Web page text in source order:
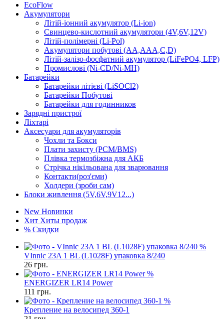
EcoFlow
Акумулятори
Літій-іонний акумулятор (Li-ion)
Свинцево-кислотний акумулятори (4V,6V,12V)
Літій-полімерні (Li-Pol)
Акумулятори побутові (AA,AAA,C,D)
Літій-залізо-фосфатний акумулятор (LiFePO4, LFP)
Промислові (Ni-CD/Ni-MH)
Батарейки
Батарейки літієві (LiSOCl2)
Батарейки Побутові
Батарейки для годинников
Зарядні пристрої
Ліхтарі
Аксесуари для акумуляторів
Чохли та Бокси
Плати захисту (PCM/BMS)
Плівка термозбіжна для АКБ
Стрічка нікільована для зварювання
Контакти(роз'єми)
Холдери (зроби сам)
Блоки живлення (5V,6V,9V12...)
New Новинки
Хит Хиты продаж
% Скидки
%
VInnic 23A 1 BL (L1028F) упаковка 8/240
26 грн.
%
ENERGIZER LR14 Power
111 грн.
%
Крепление на велосипед 360-1